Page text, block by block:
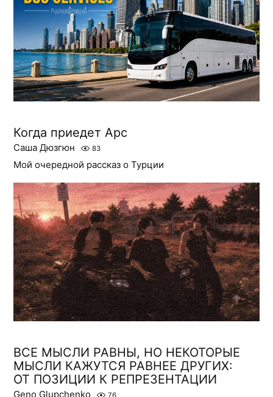
Когда приедет Арс
Саша Дюзгюн 83
Мой очередной рассказ о Турции
ВСЕ МЫСЛИ РАВНЫ, НО НЕКОТОРЫЕ
МЫСЛИ КАЖУТСЯ РАВНЕЕ ДРУГИХ:
ОТ ПОЗИЦИИ К РЕПРЕЗЕНТАЦИИ
Geno Glupchenko 76